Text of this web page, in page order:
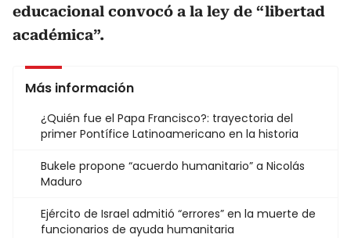
educacional convocó a la ley de “libertad
académica”.
Más información
¿Quién fue el Papa Francisco?: trayectoria del
primer Pontífice Latinoamericano en la historia
Bukele propone “acuerdo humanitario” a Nicolás
Maduro
Ejército de Israel admitió “errores” en la muerte de
funcionarios de ayuda humanitaria